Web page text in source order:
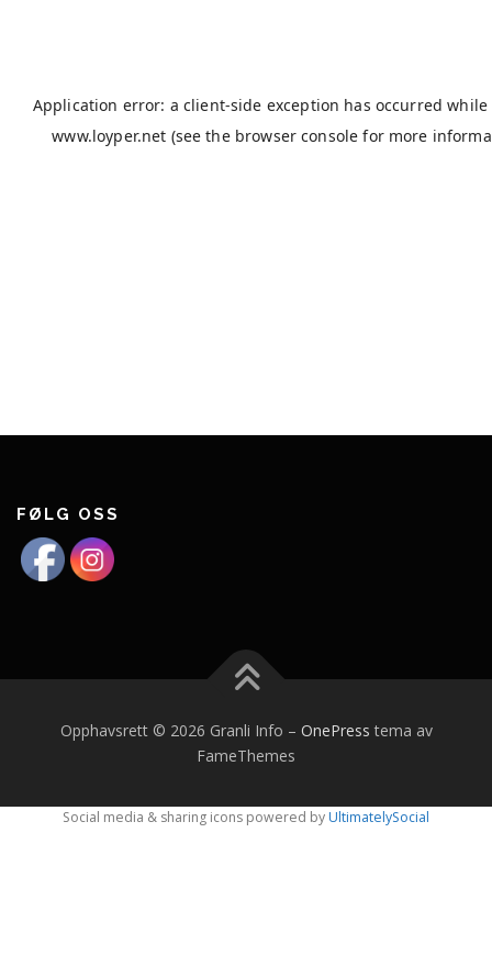
FØLG OSS
Opphavsrett © 2026 Granli Info – OnePress tema av
FameThemes
Social media & sharing icons powered byUltimatelySocial